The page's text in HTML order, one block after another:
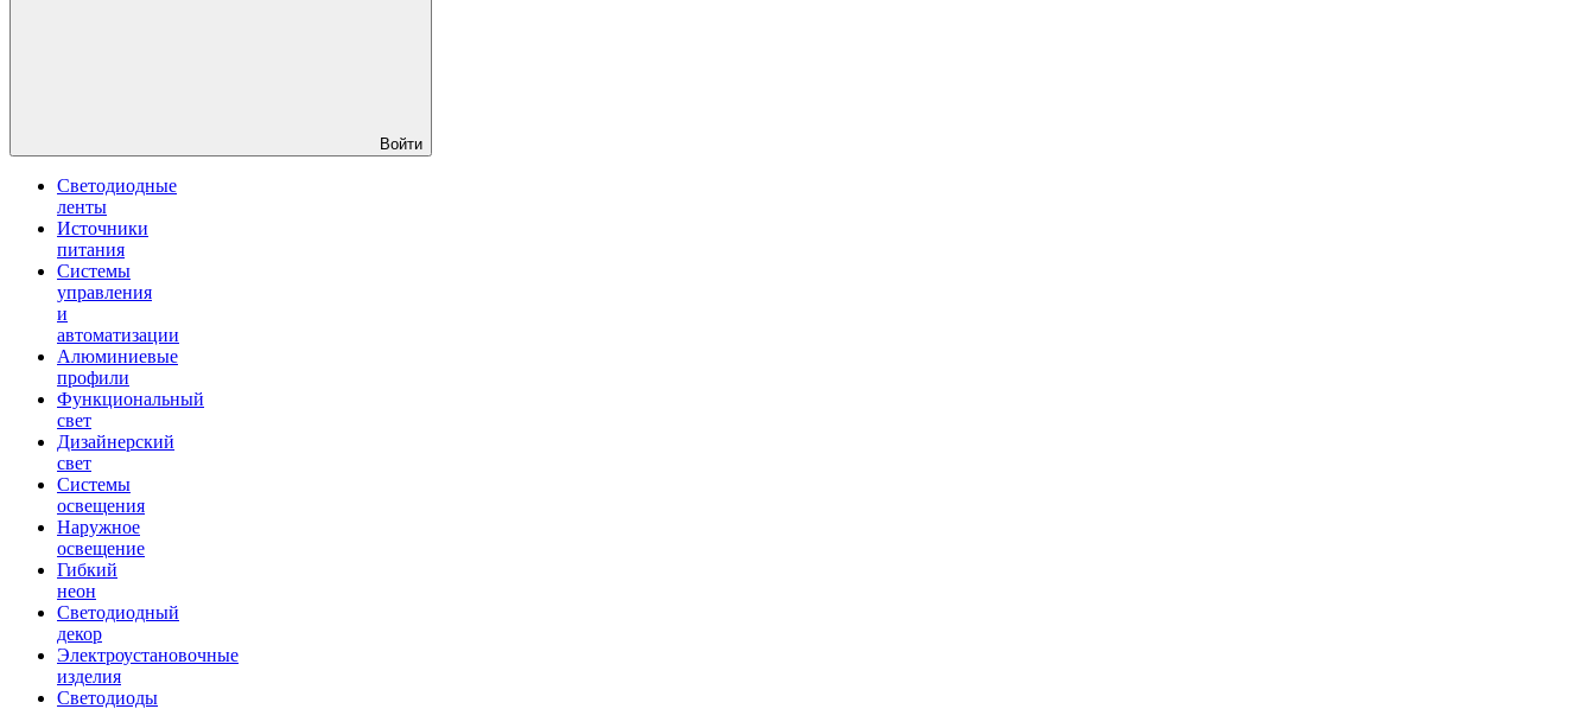
Войти
Светодиодные
ленты
Источники
питания
Системы
управления
и
автоматизации
Алюминиевые
профили
Функциональный
свет
Дизайнерский
свет
Системы
освещения
Наружное
освещение
Гибкий
неон
Светодиодный
декор
Электроустановочные
изделия
Светодиоды